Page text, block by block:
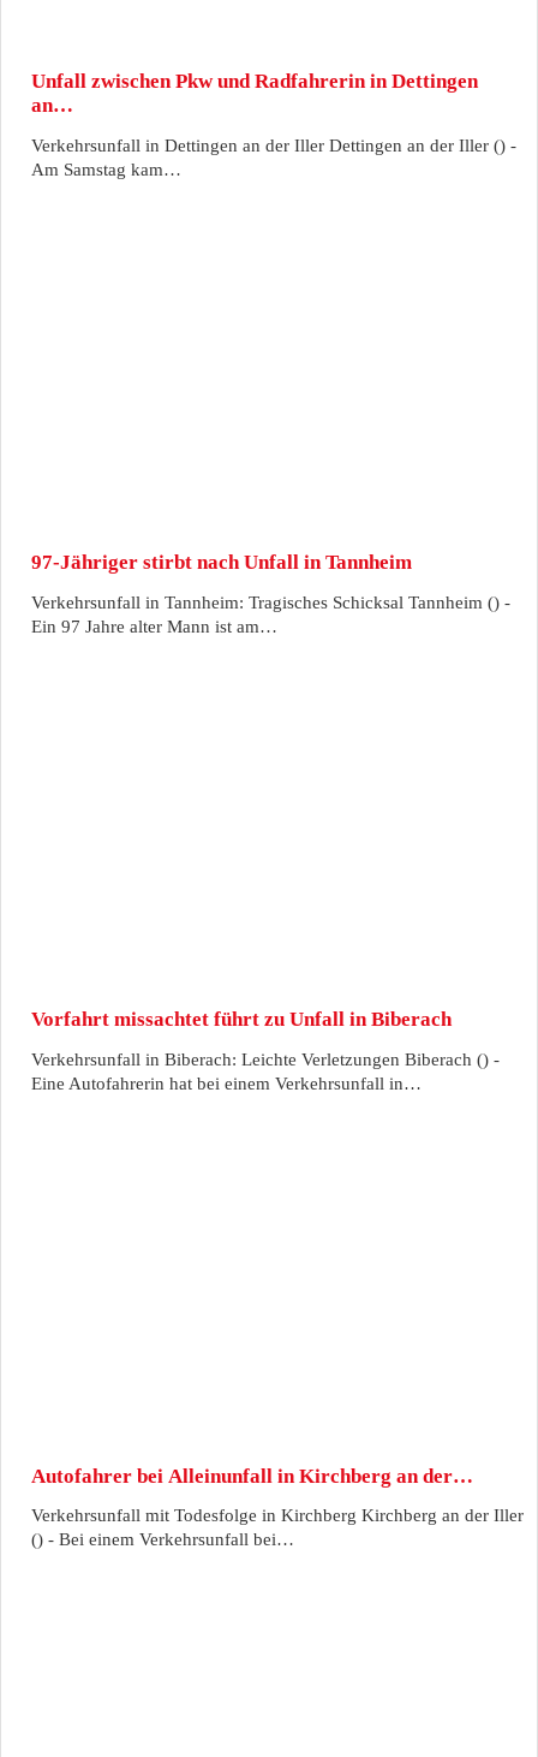
Unfall zwischen Pkw und Radfahrerin in Dettingen
an…
Verkehrsunfall in Dettingen an der Iller Dettingen an der Iller () -
Am Samstag kam…
97-Jähriger stirbt nach Unfall in Tannheim
Verkehrsunfall in Tannheim: Tragisches Schicksal Tannheim () -
Ein 97 Jahre alter Mann ist am…
Vorfahrt missachtet führt zu Unfall in Biberach
Verkehrsunfall in Biberach: Leichte Verletzungen Biberach () -
Eine Autofahrerin hat bei einem Verkehrsunfall in…
Autofahrer bei Alleinunfall in Kirchberg an der…
Verkehrsunfall mit Todesfolge in Kirchberg Kirchberg an der Iller
() - Bei einem Verkehrsunfall bei…